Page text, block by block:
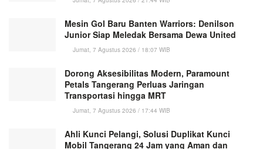
Mesin Gol Baru Banten Warriors: Denilson
Junior Siap Meledak Bersama Dewa United
Jumat, 7 Agustus 2026 / 18:07 WIB
Dorong Aksesibilitas Modern, Paramount
Petals Tangerang Perluas Jaringan
Transportasi hingga MRT
Jumat, 7 Agustus 2026 / 17:44 WIB
Ahli Kunci Pelangi, Solusi Duplikat Kunci
Mobil Tangerang 24 Jam yang Aman dan